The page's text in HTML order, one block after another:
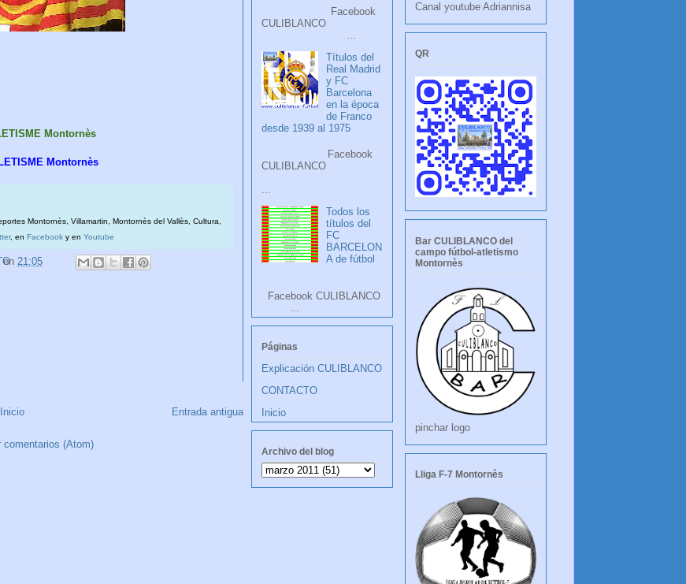
Montornès
Montornès
Montornès, Villamartin, Montornès del Vallès, Cultura,
, en Facebook y en Youtube
en 21:05
Entrada antigua
Inicio
comentarios (Atom)
Facebook
CULIBLANCO
...
Títulos del
Real Madrid
y FC
Barcelona
en la época
de Franco
desde 1939 al 1975
Facebook
CULIBLANCO
Todos los
títulos del
FC
BARCELON
A de fútbol
Facebook CULIBLANCO
...
Páginas
Explicación CULIBLANCO
CONTACTO
Inicio
Archivo del blog
Canal youtube Adriannisa
QR
Bar CULIBLANCO del
campo fútbol-atletismo
Montornès
pinchar logo
Lliga F-7 Montornès